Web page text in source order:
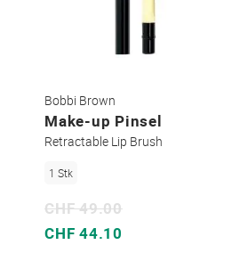
Bobbi Brown
Make-up Pinsel
Retractable Lip Brush
1 Stk
Sonderpreis
CHF 44.10
CHF 49.00